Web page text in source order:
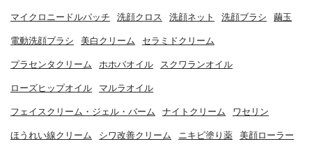
マイクロニードルパッチ 洗顔クロス 洗顔ネット 洗顔ブラシ 繭玉
電動洗顔ブラシ 美白クリーム セラミドクリーム
プラセンタクリーム ホホバオイル スクワランオイル
ローズヒップオイル マルラオイル
フェイスクリーム・ジェル・バーム ナイトクリーム ワセリン
ほうれい線クリーム シワ改善クリーム ニキビ塗り薬 美顔ローラー